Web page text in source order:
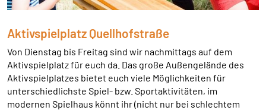
Aktivspielplatz Quellhofstraße
Von Dienstag bis Freitag sind wir nachmittags auf dem
Aktivspielplatz für euch da. Das große Außengelände des
Aktivspielplatzes bietet euch viele Möglichkeiten für
unterschiedlichste Spiel- bzw. Sportaktivitäten, im
modernen Spielhaus könnt ihr (nicht nur bei schlechtem
reCAPTCHA. reCAPTCHA versucht zu unterscheiden, ob
Menschen oder von einem Computerprogramm bzw. Bot
ausschließlich im Spendenformular um MIssbrauch
vorzubeugen. Da das Formular von HelpDirect zur
Verfügung gestellt wird, werden auch die Daten des
Captcha und des Formulars an HelpDirect übertragen.